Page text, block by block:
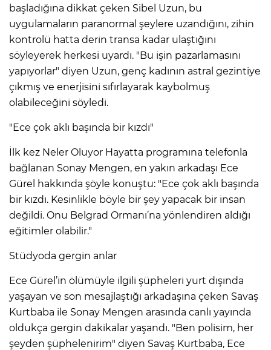
başladığına dikkat çeken Sibel Uzun, bu
uygulamaların paranormal şeylere uzandığını, zihin
kontrolü hatta derin transa kadar ulaştığını
söyleyerek herkesi uyardı. "Bu işin pazarlamasını
yapıyorlar" diyen Uzun, genç kadının astral gezintiye
çıkmış ve enerjisini sıfırlayarak kaybolmuş
olabileceğini söyledi.
"Ece çok aklı başında bir kızdı"
İlk kez Neler Oluyor Hayatta programına telefonla
bağlanan Sonay Mengen, en yakın arkadaşı Ece
Gürel hakkında şöyle konuştu: "Ece çok aklı başında
bir kızdı. Kesinlikle böyle bir şey yapacak bir insan
değildi. Onu Belgrad Ormanı’na yönlendiren aldığı
eğitimler olabilir."
Stüdyoda gergin anlar
Ece Gürel’in ölümüyle ilgili şüpheleri yurt dışında
yaşayan ve son mesajlaştığı arkadaşına çeken Savaş
Kurtbaba ile Sonay Mengen arasında canlı yayında
oldukça gergin dakikalar yaşandı. "Ben polisim, her
şeyden şüphelenirim" diyen Savaş Kurtbaba, Ece